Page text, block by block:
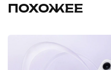
ПОХОЖЕЕ